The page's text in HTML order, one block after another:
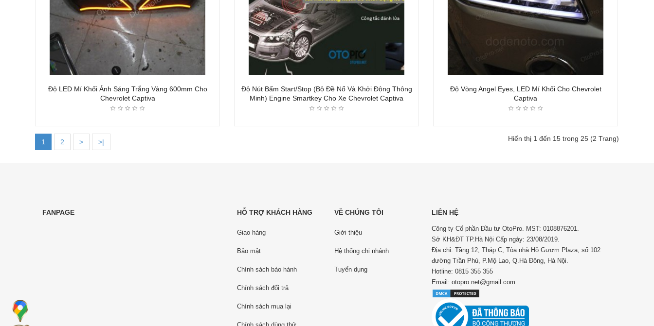
Độ LED Mí Khối Ánh Sáng Trắng Vàng 600mm Cho
Chevrolet Captiva
Độ Nút Bấm Start/Stop (bộ Đề Nổ Và Khởi Động Thông
Minh) Engine Smartkey Cho Xe Chevrolet Captiva
Độ Vòng Angel Eyes, LED Mí Khối Cho Chevrolet
Captiva
1 2 > >| Hiển thị 1 đến 15 trong 25 (2 Trang)
FANPAGE HỖ TRỢ KHÁCH HÀNG
Giao hàng
Bảo mật
Chính sách bảo hành
Chính sách đổi trả
Chính sách mua lại
VỀ CHÚNG TÔI
Giới thiệu
Hệ thống chi nhánh
Tuyển dụng
LIÊN HỆ
Công ty Cổ phần Đầu tư OtoPro. MST: 0108876201.
Sở KH&ĐT TP.Hà Nội Cấp ngày: 23/08/2019.
Địa chỉ: Tầng 12, Tháp C, Tòa nhà Hồ Gươm Plaza, số 102
đường Trần Phú, P.Mộ Lao, Q.Hà Đông, Hà Nội.
Hotline: 0815 355 355
Email: otopro.net@gmail.com